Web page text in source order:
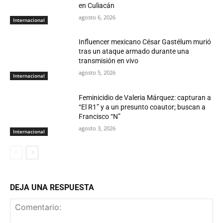
Internacional
en Culiacán
agosto 6, 2026
Internacional
Influencer mexicano César Gastélum murió
tras un ataque armado durante una
transmisión en vivo
agosto 5, 2026
Internacional
Feminicidio de Valeria Márquez: capturan a
“El R1” y a un presunto coautor; buscan a
Francisco “N”
agosto 3, 2026
DEJA UNA RESPUESTA